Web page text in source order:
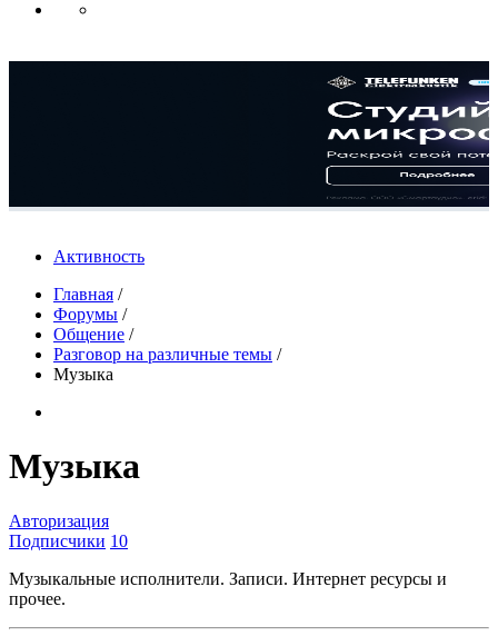
Активность
Главная /
Форумы /
Общение /
Разговор на различные темы /
Музыка
Музыка
Авторизация
Подписчики 10
Музыкальные исполнители. Записи. Интернет ресурсы и
прочее.